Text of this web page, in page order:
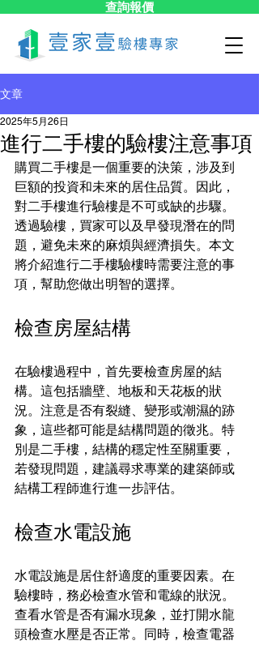
查詢報價
文章
進行二手樓的驗樓注意事項
2025年5月26日
購買二手樓是一個重要的決策，涉及到
巨額的投資和未來的居住品質。因此，
對二手樓進行驗樓是不可或缺的步驟。
透過驗樓，買家可以及早發現潛在的問
題，避免未來的麻煩與經濟損失。本文
將介紹進行二手樓驗樓時需要注意的事
項，幫助您做出明智的選擇。
檢查房屋結構
在驗樓過程中，首先要檢查房屋的結
構。這包括牆壁、地板和天花板的狀
況。注意是否有裂縫、變形或潮濕的跡
象，這些都可能是結構問題的徵兆。特
別是二手樓，結構的穩定性至關重要，
若發現問題，建議尋求專業的建築師或
結構工程師進行進一步評估。
檢查水電設施
水電設施是居住舒適度的重要因素。在
驗樓時，務必檢查水管和電線的狀況。
查看水管是否有漏水現象，並打開水龍
頭檢查水壓是否正常。同時，檢查電器